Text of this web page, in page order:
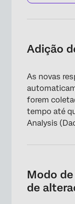
Adição
As novas
forem
tempo até
Analysis
Modo
de